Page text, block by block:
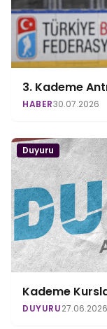
3. Kademe
HABER30.07.2026
Duyuru
Kademe
DUYURU27.06.2026